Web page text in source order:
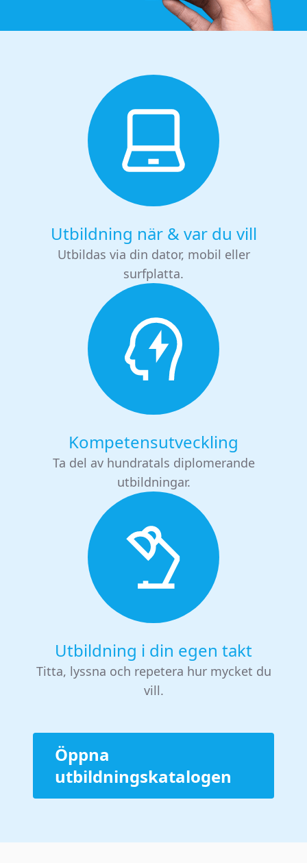
Utbildning när & var du vill
Utbildas via din dator, mobil eller
surfplatta.
Kompetensutveckling
Ta del av hundratals diplomerande
utbildningar.
Utbildning i din egen takt
Titta, lyssna och repetera hur mycket du
vill.
Öppna
utbildningskatalogen